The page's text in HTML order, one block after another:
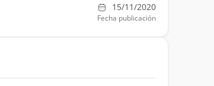
15/11/2020
Fecha publicación